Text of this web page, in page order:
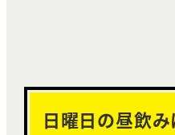
日曜日の昼飲